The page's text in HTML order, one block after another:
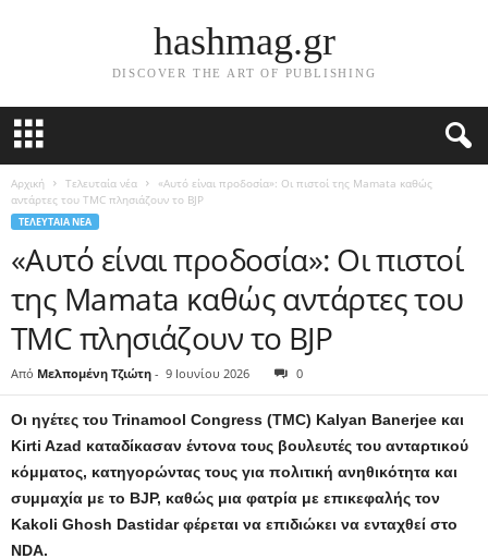
hashmag.gr
DISCOVER THE ART OF PUBLISHING
Αρχική Τελευταία νέα
«Αυτό είναι προδοσία»: Οι πιστοί της Mamata καθώς
αντάρτες του TMC πλησιάζουν το BJP
ΤΕΛΕΥΤΑΊΑ ΝΈΑ
«Αυτό είναι προδοσία»: Οι πιστοί
της Mamata καθώς αντάρτες του
TMC πλησιάζουν το BJP
Από Μελπομένη Τζιώτη - 9 Ιουνίου 2026 0
Οι ηγέτες του Trinamool Congress (TMC) Kalyan Banerjee και
Kirti Azad καταδίκασαν έντονα τους βουλευτές του ανταρτικού
κόμματος, κατηγορώντας τους για πολιτική ανηθικότητα και
συμμαχία με το BJP, καθώς μια φατρία με επικεφαλής τον
Kakoli Ghosh Dastidar φέρεται να επιδιώκει να ενταχθεί στο
NDA.